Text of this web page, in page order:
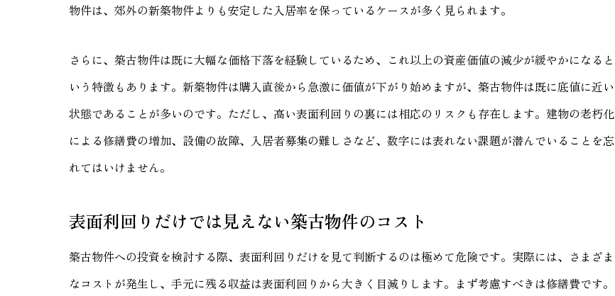
物件は、郊外の新築物件よりも安定した入居率を保っているケースが多く見られます。
さらに、築古物件は既に大幅な価格下落を経験しているため、これ以上の資産価値の減少が緩やかになると
いう特徴もあります。新築物件は購入直後から急激に価値が下がり始めますが、築古物件は既に底値に近い
状態であることが多いのです。ただし、高い表面利回りの裏には相応のリスクも存在します。建物の老朽化
による修繕費の増加、設備の故障、入居者募集の難しさなど、数字には表れない課題が潜んでいることを忘
れてはいけません。
表面利回りだけでは見えない築古物件のコスト
築古物件への投資を検討する際、表面利回りだけを見て判断するのは極めて危険です。実際には、さまざま
なコストが発生し、手元に残る収益は表面利回りから大きく目減りします。まず考慮すべきは修繕費です。